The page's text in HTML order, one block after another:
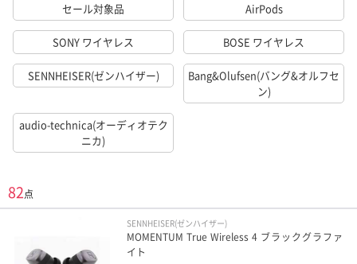
セール対象品 AirPods
SONY ワイヤレス BOSE ワイヤレス
SENNHEISER(ゼンハイザー)
Bang&Olufsen(バング&オルフセ
ン)
audio-technica(オーディオテク
ニカ)
82点
SENNHEISER(ゼンハイザー)
MOMENTUM True Wireless 4 ブラックグラファ
イト